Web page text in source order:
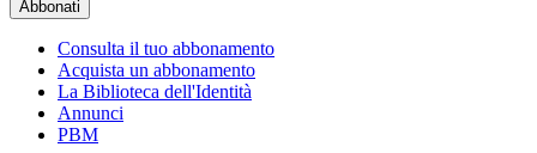
Consulta il tuo abbonamento
Acquista un abbonamento
La Biblioteca dell'Identità
Annunci
PBM